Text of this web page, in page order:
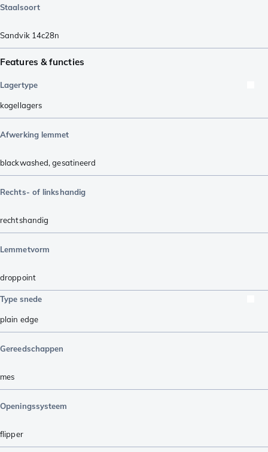
Staalsoort
Sandvik 14c28n
Features & functies
Lagertype
kogellagers
Afwerking lemmet
blackwashed,gesatineerd
Rechts- of linkshandig
rechtshandig
Lemmetvorm
droppoint
Type snede
plain edge
Gereedschappen
mes
Openingssysteem
flipper